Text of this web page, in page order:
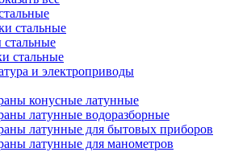
стальные
стальные
и электроприводы
конусные латунные
латунные водоразборные
латунные для бытовых приборов
латунные для манометров